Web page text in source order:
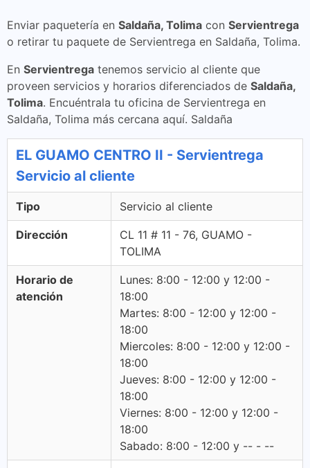
Enviar paquetería en Saldaña, Tolima con Servientrega
o retirar tu paquete de Servientrega en Saldaña, Tolima.
En Servientrega tenemos servicio al cliente que
proveen servicios y horarios diferenciados de Saldaña,
Tolima. Encuéntrala tu oficina de Servientrega en
Saldaña, Tolima más cercana aquí. Saldaña
EL GUAMO CENTRO II - Servientrega
Servicio al cliente
Tipo Servicio al cliente
Dirección
CL 11 # 11 - 76, GUAMO -
TOLIMA
Horario de
atención
Lunes: 8:00 - 12:00 y 12:00 -
18:00
Martes: 8:00 - 12:00 y 12:00 -
18:00
Miercoles: 8:00 - 12:00 y 12:00 -
18:00
Jueves: 8:00 - 12:00 y 12:00 -
18:00
Viernes: 8:00 - 12:00 y 12:00 -
18:00
Sabado: 8:00 - 12:00 y -- - --